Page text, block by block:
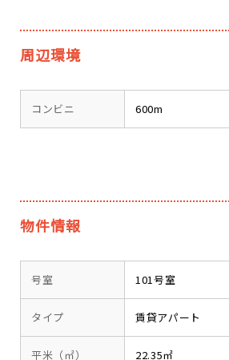
周辺環境
コンビニ 600m
物件情報
号室 101号室
タイプ 賃貸アパート
平米（㎡） 22.35㎡